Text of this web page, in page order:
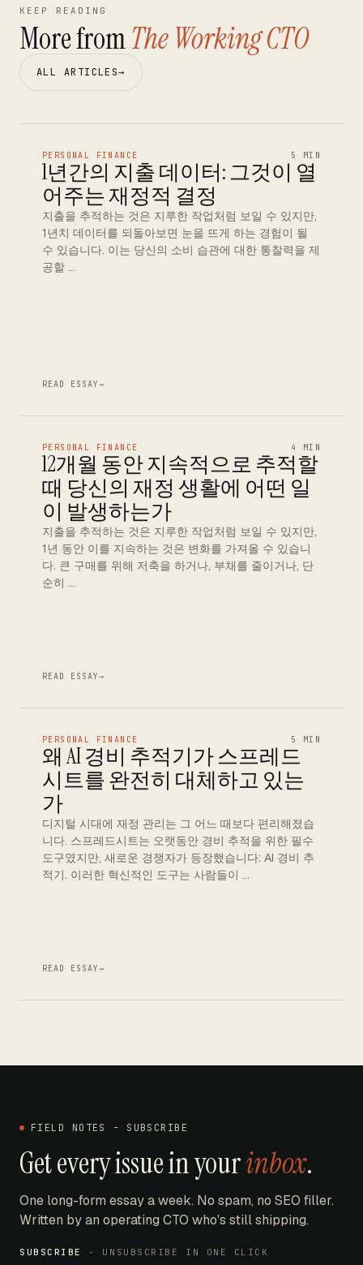
KEEP READING
More fromThe Working CTO
ALL ARTICLES→
PERSONAL FINANCE 5 MIN
1년간의 지출 데이터: 그것이 열
어주는 재정적 결정
지출을 추적하는 것은 지루한 작업처럼 보일 수 있지만,
1년치 데이터를 되돌아보면 눈을 뜨게 하는 경험이 될
수 있습니다. 이는 당신의 소비 습관에 대한 통찰력을 제
공할 …
READ ESSAY→
PERSONAL FINANCE 4 MIN
12개월 동안 지속적으로 추적할
때 당신의 재정 생활에 어떤 일
이 발생하는가
지출을 추적하는 것은 지루한 작업처럼 보일 수 있지만,
1년 동안 이를 지속하는 것은 변화를 가져올 수 있습니
다. 큰 구매를 위해 저축을 하거나, 부채를 줄이거나, 단
순히 …
READ ESSAY→
PERSONAL FINANCE 5 MIN
왜 AI 경비 추적기가 스프레드
시트를 완전히 대체하고 있는
가
디지털 시대에 재정 관리는 그 어느 때보다 편리해졌습
니다. 스프레드시트는 오랫동안 경비 추적을 위한 필수
도구였지만, 새로운 경쟁자가 등장했습니다: AI 경비 추
적기. 이러한 혁신적인 도구는 사람들이 …
READ ESSAY→
FIELD NOTES - SUBSCRIBE
Get every issue in yourinbox.
One long-form essay a week. No spam, no SEO filler.
Written by an operating CTO who's still shipping.
SUBSCRIBE - UNSUBSCRIBE IN ONE CLICK